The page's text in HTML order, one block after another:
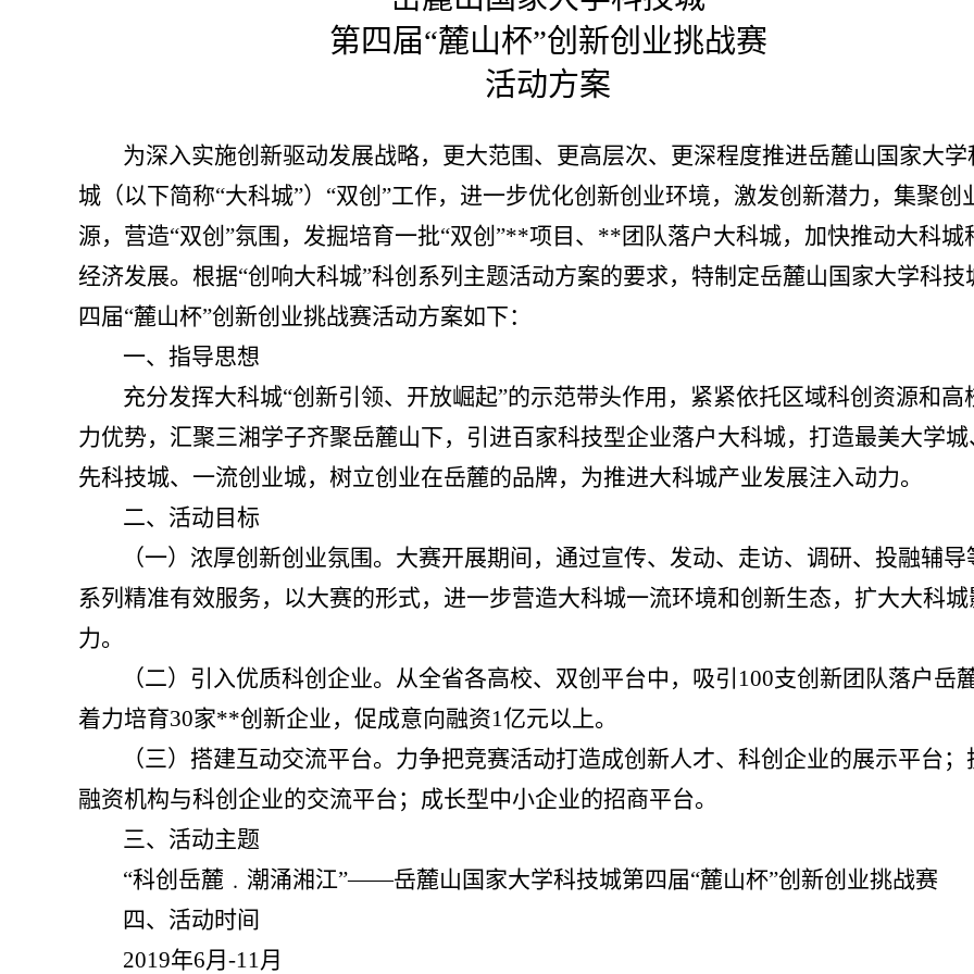
第四届“麓山杯”创新创业挑战赛
活动方案
为深入实施创新驱动发展战略，更大范围、更高层次、更深程度推进岳麓山国家大学
城（以下简称“大科城”）“双创”工作，进一步优化创新创业环境，激发创新潜力，集聚创
源，营造“双创”氛围，发掘培育一批“双创”**项目、**团队落户大科城，加快推动大科城
经济发展。根据“创响大科城”科创系列主题活动方案的要求，特制定岳麓山国家大学科技
四届“麓山杯”创新创业挑战赛活动方案如下：
一、指导思想
充分发挥大科城“创新引领、开放崛起”的示范带头作用，紧紧依托区域科创资源和高
力优势，汇聚三湘学子齐聚岳麓山下，引进百家科技型企业落户大科城，打造最美大学城
先科技城、一流创业城，树立创业在岳麓的品牌，为推进大科城产业发展注入动力。
二、活动目标
（一）浓厚创新创业氛围。 大赛开展期间，通过宣传、发动、走访、调研、投融辅导
系列精准有效服务，以大赛的形式，进一步营造大科城一流环境和创新生态，扩大大科城
力。
（二）引入优质科创企业。 从全省各高校、双创平台中，吸引 100支创新团队落户岳麓
着力培育30家**创新企业，促成意向融资1亿元以上。
（三）搭建互动交流平台。 力争把竞赛活动打造成创新人才、科创企业的展示平台；
融资机构与科创企业的交流平台；成长型中小企业的招商平台。
三、活动主题
“科创岳麓﹒潮涌湘江”——岳麓山国家大学科技城第四届“麓山杯”创新创业挑战赛
四、活动时间
2019年6月-11月